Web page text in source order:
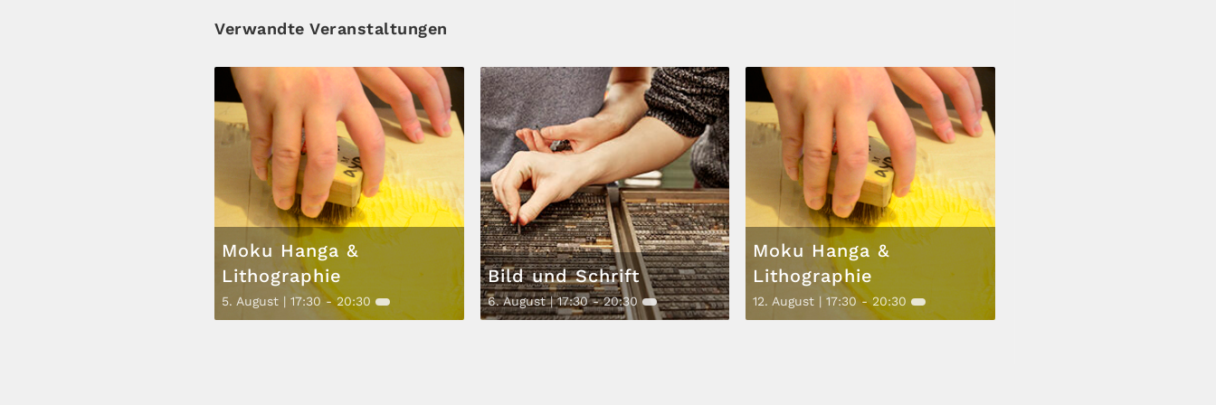
Verwandte Veranstaltungen
Moku Hanga &
Lithographie
5. August | 17:30-20:30
Bild und Schrift
6. August | 17:30-20:30
Moku Hanga &
Lithographie
12. August | 17:30-20:30